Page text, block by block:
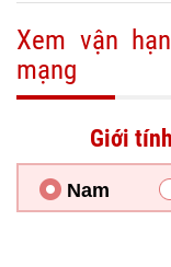
Xem vận
mạng
Giới tính
Nam